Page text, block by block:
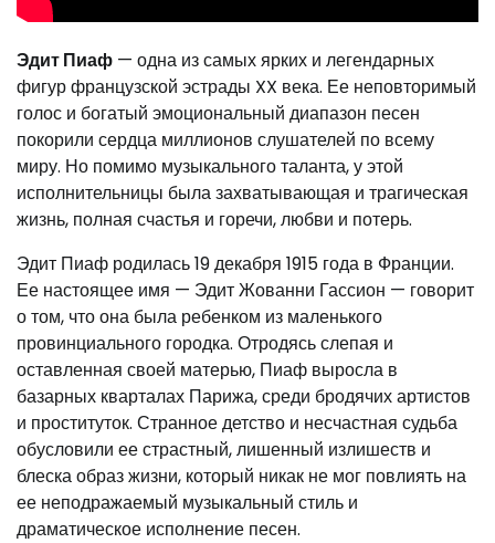
Эдит Пиаф — одна из самых ярких и легендарных
фигур французской эстрады XX века. Ее неповторимый
голос и богатый эмоциональный диапазон песен
покорили сердца миллионов слушателей по всему
миру. Но помимо музыкального таланта, у этой
исполнительницы была захватывающая и трагическая
жизнь, полная счастья и горечи, любви и потерь.
Эдит Пиаф родилась 19 декабря 1915 года в Франции.
Ее настоящее имя — Эдит Жованни Гассион — говорит
о том, что она была ребенком из маленького
провинциального городка. Отродясь слепая и
оставленная своей матерью, Пиаф выросла в
базарных кварталах Парижа, среди бродячих артистов
и проституток. Странное детство и несчастная судьба
обусловили ее страстный, лишенный излишеств и
блеска образ жизни, который никак не мог повлиять на
ее неподражаемый музыкальный стиль и
драматическое исполнение песен.